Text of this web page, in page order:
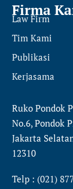
Firma
Law Firm
Tim Kami
Publikasi
Kerjasama
Ruko Pondok
No.6, Pondok
Jakarta
12310
Telp : (021)